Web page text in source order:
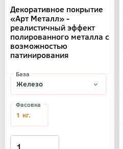
Декоративное покрытие
«Арт Металл» -
реалистичный эффект
полированного металла с
возможностью
патинирования
База
Фасовка
1 кг.